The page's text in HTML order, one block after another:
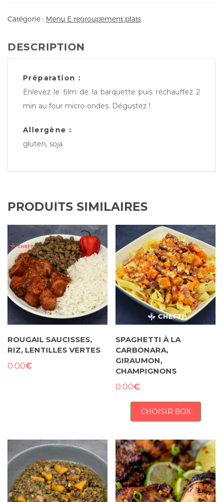
Catégorie : Menu E regroupement plats
DESCRIPTION
Préparation :
Enlevez le film de la barquette puis réchauffez 2
min au four micro-ondes. Dégustez !
Allergène :
gluten, soja
PRODUITS SIMILAIRES
ROUGAIL SAUCISSES,
RIZ, LENTILLES VERTES
0.00€
SPAGHETTI À LA
CARBONARA,
GIRAUMON,
CHAMPIGNONS
0.00€
CHOISIR BOX